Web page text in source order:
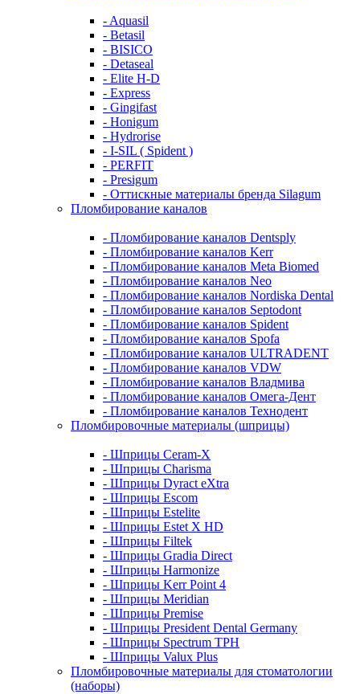
- Aquasil
- Betasil
- BISICO
- Detaseal
- Elite H-D
- Express
- Gingifast
- Honigum
- Hydrorise
- I-SIL ( Spident )
- PERFIT
- Presigum
- Оттискные материалы бренда Silagum
Пломбирование каналов
- Пломбирование каналов Dentsply
- Пломбирование каналов Kerr
- Пломбирование каналов Meta Biomed
- Пломбирование каналов Neo
- Пломбирование каналов Nordiska Dental
- Пломбирование каналов Septodont
- Пломбирование каналов Spident
- Пломбирование каналов Spofa
- Пломбирование каналов ULTRADENT
- Пломбирование каналов VDW
- Пломбирование каналов Владмива
- Пломбирование каналов Омега-Дент
- Пломбирование каналов Технодент
Пломбировочные материалы (шприцы)
- Шприцы Ceram-X
- Шприцы Charisma
- Шприцы Dyract eXtra
- Шприцы Escom
- Шприцы Estelite
- Шприцы Estet X HD
- Шприцы Filtek
- Шприцы Gradia Direct
- Шприцы Harmonize
- Шприцы Kerr Point 4
- Шприцы Meridian
- Шприцы Premise
- Шприцы President Dental Germany
- Шприцы Spectrum TPH
- Шприцы Valux Plus
Пломбировочные материалы для стоматологии
(наборы)